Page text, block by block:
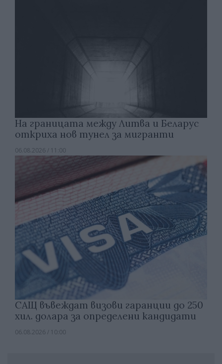
На границата между Литва и Беларус
откриха нов тунел за мигранти
06.08.2026 / 11:00
САЩ въвеждат визови гаранции до 250
хил. долара за определени кандидати
06.08.2026 / 10:00